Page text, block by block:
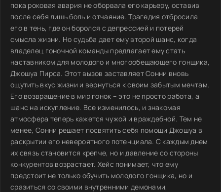
пока роковая авария не оборвала его карьеру, оставив
после себя лишь боль и отчаяние. Трагедия отбросила
его в тень, где он боролся с депрессией и потерей
смысла жизни. Но судьба дает ему второй шанс, когда
владелец гоночной команды предлагает ему стать
наставником для молодого и многообещающего гонщика,
Джошуа Пирса. Этот вызов заставляет Сонни вновь
ощутить вкус жизни и вернуться к своим забытым мечтам.
Его возвращение в мир гонок – это не просто работа, а
шанс на искупление. Все изменилось, и знакомая
атмосфера теперь кажется чужой и враждебной. Тем не
менее, Сонни решает посвятить себя помощи Джошуа в
раскрытии его невероятного потенциала. С каждым днем
их связь становится крепче, но и давление со стороны
конкурентов возрастает. Хейс понимает, что ему
предстоит не только обучить молодого гонщика, но и
сразиться со своими внутренними демонами,